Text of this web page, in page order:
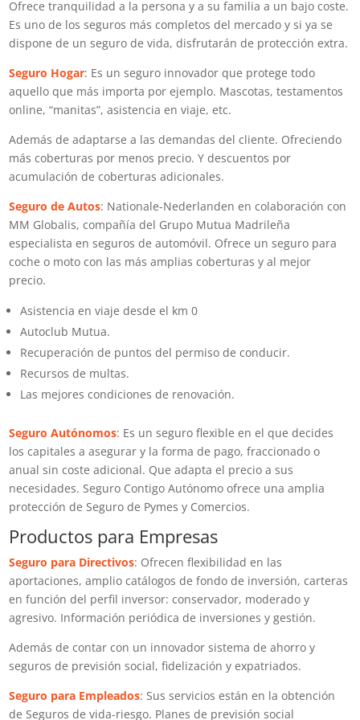
Ofrece tranquilidad a la persona y a su familia a un bajo coste.
Es uno de los seguros más completos del mercado y si ya se
dispone de un seguro de vida, disfrutarán de protección extra.
​Seguro Hogar: Es un seguro innovador que protege todo
aquello que más importa por ejemplo. Mascotas, testamentos
online, “manitas”, asistencia en viaje, etc.
Además de adaptarse a las demandas del cliente. Ofreciendo
más coberturas por menos precio. Y descuentos por
acumulación de coberturas adicionales.
Seguro de Autos: Nationale-Nederlanden en colaboración con
MM Globalis, compañía del Grupo Mutua Madrileña
especialista en seguros de automóvil. Ofrece un seguro para
coche o moto con las más amplias coberturas y al mejor
precio.
Asistencia en viaje desde el km 0
Autoclub Mutua.​
Recuperación de puntos del permiso de conducir.
Recursos de multas.​​
Las mejores condiciones de renovación.​​​
Seguro Autónomos: Es un seguro flexible en el que decides
los capitales a asegurar y la forma de pago, fraccionado o
anual sin coste adicional. Que adapta el precio a sus
necesidades. Seguro Contigo Autónomo ​ofrece una amplia
protección de Seguro de Pymes y Comercios.
Productos para Empresas
Seguro para Directivos: Ofrecen flexibilidad en las
aportaciones, amplio catálogos de fondo de inversión, carteras
en función del perfil inversor: conservador, moderado y
agresivo. Información periódica de inversiones y gestión.
Además de contar con un innovador sistema de ahorro y
seguros de previsión social, fidelización y expatriados.
Seguro para Empleados: Sus servicios están en la obtención
de Seguros de vida-riesgo. Planes de previsión social